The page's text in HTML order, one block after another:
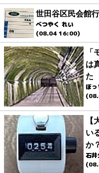
世田谷区民会館
べつやく れい
(08.04 16:00)
は
た
ぼ
【
い
か
石井